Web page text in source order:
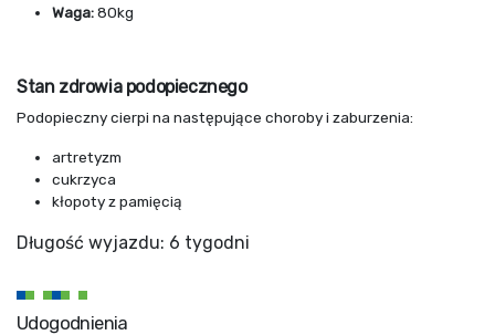
Waga:80kg
Stan zdrowia podopiecznego
Podopieczny cierpi na następujące choroby i zaburzenia:
artretyzm
cukrzyca
kłopoty z pamięcią
Długość wyjazdu: 6 tygodni
Udogodnienia